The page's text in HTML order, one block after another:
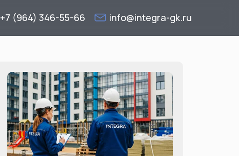
+7 (964) 346-55-66 info@integra-gk.ru